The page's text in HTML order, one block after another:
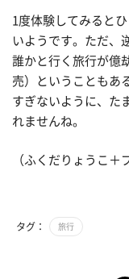
1度体験してみると
いようです。ただ、
誰かと行く旅行が億
売）ということもあ
すぎないように、た
れませんね。
（ふくだりょうこ＋
タグ： 旅行